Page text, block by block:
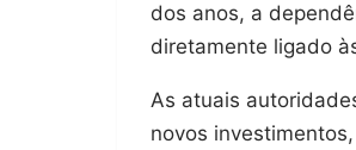
dos anos, a
diretamente ligado
As atuais
novos